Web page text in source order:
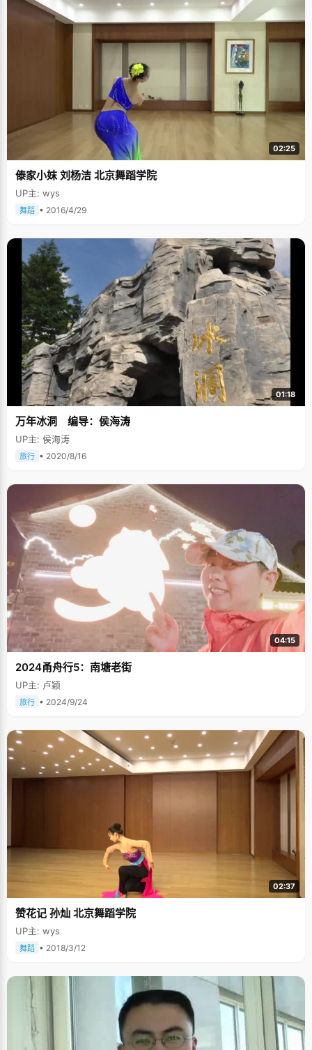
02:25
傣家小妺 刘杨洁 北京舞蹈学院
UP主: wys
舞蹈 • 2016/4/29
01:18
万年冰洞 编导：侯海涛
UP主: 侯海涛
旅行 • 2020/8/16
04:15
2024甬舟行5：南塘老街
UP主: 卢颖
旅行 • 2024/9/24
02:37
赞花记 孙灿 北京舞蹈学院
UP主: wys
舞蹈 • 2018/3/12